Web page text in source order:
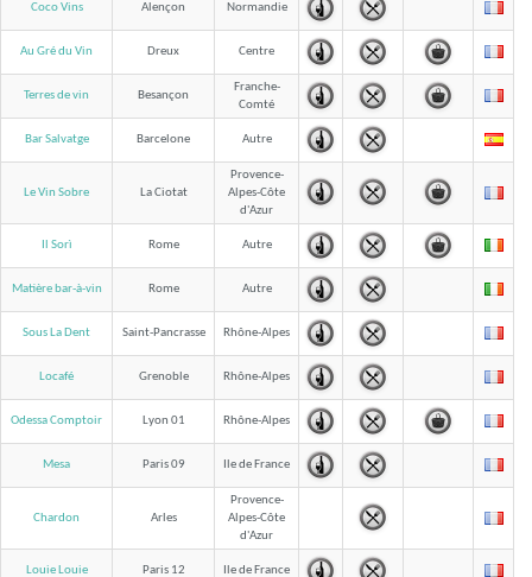
Coco Vins Alençon Normandie
Au Gré du Vin Dreux Centre
Terres de vin Besançon
Franche-
Comté
Bar Salvatge Barcelone Autre
Le Vin Sobre La Ciotat
Provence-
Alpes-Côte
d'Azur
Il Sorì Rome Autre
Matière bar-à-vin Rome Autre
Sous La Dent Saint-Pancrasse Rhône-Alpes
Locafé Grenoble Rhône-Alpes
Odessa Comptoir Lyon 01 Rhône-Alpes
Mesa Paris 09 Ile de France
Chardon Arles
Provence-
Alpes-Côte
d'Azur
Louie Louie Paris 12 Ile de France